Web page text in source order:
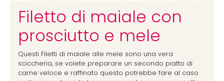
Filetto di maiale con
prosciutto e mele
Questi Filetti di maiale alle mele sono una vera
sciccheria, se volete preparare un secondo piatto di
carne veloce e raffinato questo potrebbe fare al caso